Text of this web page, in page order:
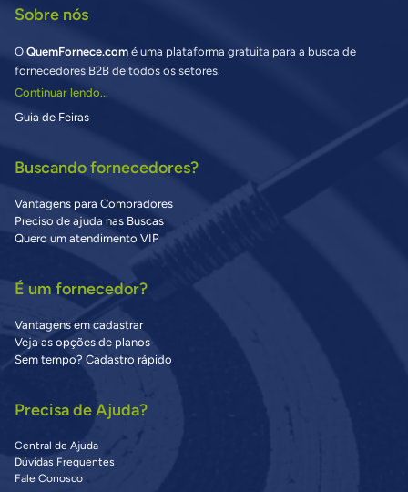
Sobre nós
O QuemFornece.com é uma plataforma gratuita para a busca de
fornecedores B2B de todos os setores.
Continuar lendo...
Guia de Feiras
Buscando fornecedores?
Vantagens para Compradores
Preciso de ajuda nas Buscas
Quero um atendimento VIP
É um fornecedor?
Vantagens em cadastrar
Veja as opções de planos
Sem tempo? Cadastro rápido
Precisa de Ajuda?
Central de Ajuda
Dúvidas Frequentes
Fale Conosco